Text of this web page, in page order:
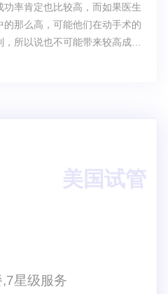
率肯定也比较高，而如果医生
那么高，可能他们在动手术的
所以说也不可能带来较高成功
美国试管
星级服务